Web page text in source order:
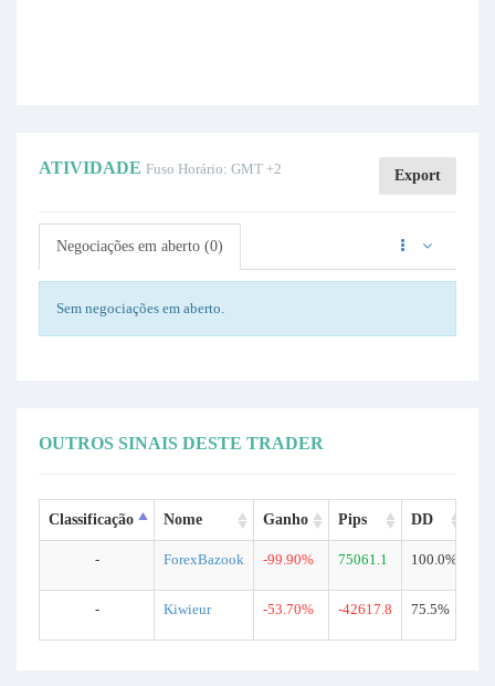
ATIVIDADE Fuso Horário: GMT +2 Export
Negociações em aberto (0)
Sem negociações em aberto.
OUTROS SINAIS DESTE TRADER
Classificação Nome Ganho Pips DD
- ForexBazook -99.90% 75061.1 100.0%
- Kiwieur -53.70% -42617.8 75.5%